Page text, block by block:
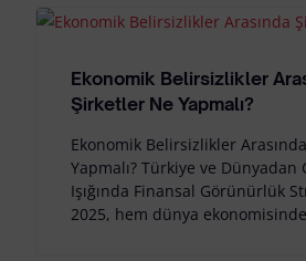
Ekonomik Belirsizlikler
Şirketler Ne Yapmalı?
Ekonomik Belirsizlikler
Yapmalı? Türkiye ve Dünyadan
Işığında Finansal Görünürlük
2025, hem dünya